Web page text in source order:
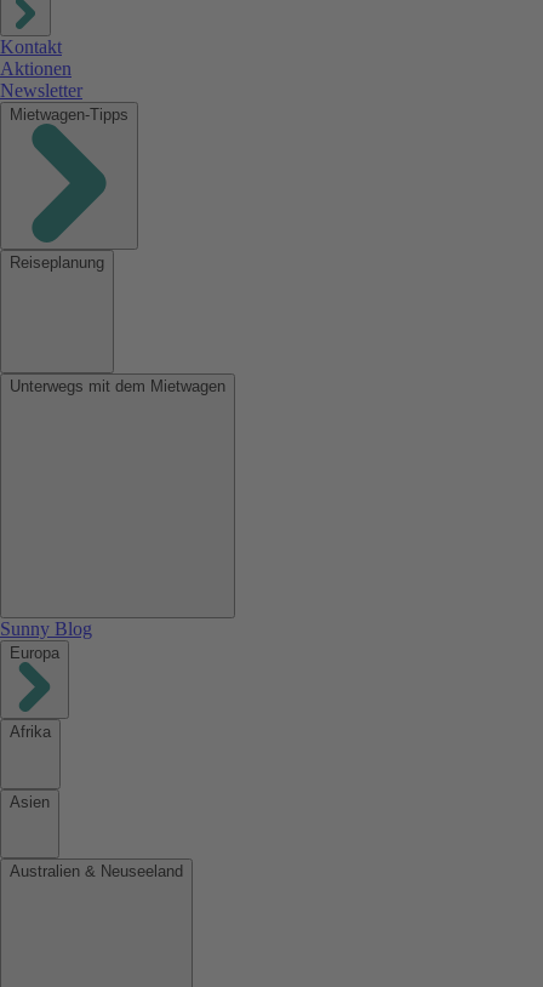
Kontakt
Aktionen
Newsletter
Mietwagen-Tipps
Reiseplanung
Unterwegs mit dem Mietwagen
Sunny Blog
Europa
Afrika
Asien
Australien & Neuseeland